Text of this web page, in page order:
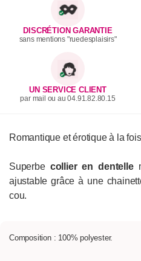
DISCRÉTION GARANTIE
sans mentions "ruedesplaisirs"
UN SERVICE CLIENT
par mail ou au 04.91.82.80.15
Romantique et érotique à la
Superbe collier en dentelle
ajustable grâce à une
cou.
Composition : 100% polyester.